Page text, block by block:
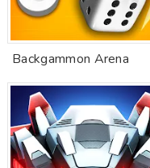
Backgammon Arena